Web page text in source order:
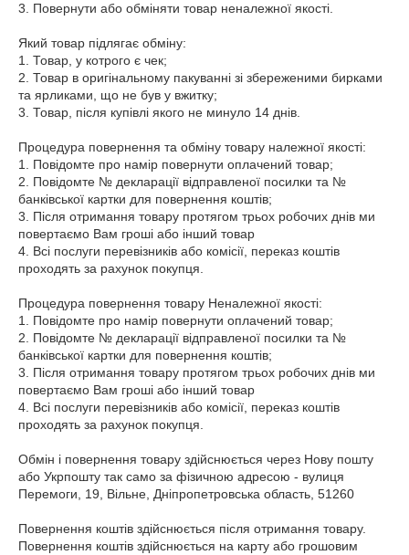
3. Повернути або обміняти товар неналежної якості.
Який товар підлягає обміну:
1. Товар, у котрого є чек;
2. Товар в оригінальному пакуванні зі збереженими бирками
та ярликами, що не був у вжитку;
3. Товар, після купівлі якого не минуло 14 днів.
Процедура повернення та обміну товару належної якості:
1. Повідомте про намір повернути оплачений товар;
2. Повідомте № декларації відправленої посилки та №
банківської картки для повернення коштів;
3. Після отримання товару протягом трьох робочих днів ми
повертаємо Вам гроші або інший товар
4. Всі послуги перевізників або комісії, переказ коштів
проходять за рахунок покупця.
Процедура повернення товару Неналежної якості:
1. Повідомте про намір повернути оплачений товар;
2. Повідомте № декларації відправленої посилки та №
банківської картки для повернення коштів;
3. Після отримання товару протягом трьох робочих днів ми
повертаємо Вам гроші або інший товар
4. Всі послуги перевізників або комісії, переказ коштів
проходять за рахунок покупця.
Обмін і повернення товару здійснюється через Нову пошту
або Укрпошту так само за фізичною адресою - вулиця
Перемоги, 19, Вільне, Дніпропетровська область, 51260
Повернення коштів здійснюється після отримання товару.
Повернення коштів здійснюється на карту або грошовим